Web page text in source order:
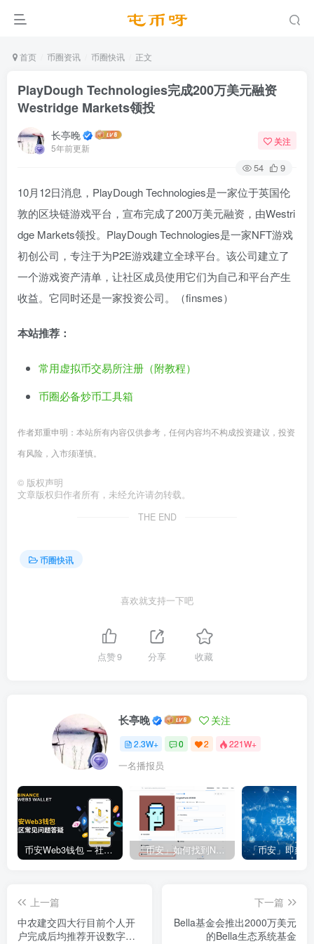
首页 币圈资讯 币圈快讯 正文
PlayDough Technologies完成200万美元融资
Westridge Markets领投
长亭晚
5年前更新
关注
54 9
10月12日消息，PlayDough Technologies是一家位于英国伦
敦的区块链游戏平台，宣布完成了200万美元融资，由Westri
dge Markets领投。PlayDough Technologies是一家NFT游戏
初创公司，专注于为P2E游戏建立全球平台。该公司建立了
一个游戏资产清单，让社区成员使用它们为自己和平台产生
收益。它同时还是一家投资公司。（finsmes）
本站推荐：
常用虚拟币交易所注册（附教程）
币圈必备炒币工具箱
作者郑重申明：本站所有内容仅供参考，任何内容均不构成投资建议，投资
有风险，入市须谨慎。
© 版权声明
文章版权归作者所有，未经允许请勿转载。
THE END
币圈快讯
喜欢就支持一下吧
点赞9 分享 收藏
长亭晚 关注
2.3W+ 0 2 221W+
一名播报员
币安Web3钱包 – 社区常见问题答疑 「币安」如何找到NFT合约地址？
上一篇
中农建交四大行目前个人开
户完成后均推荐开设数字人
下一篇
Bella基金会推出2000万美元
的Bella生态系统基金